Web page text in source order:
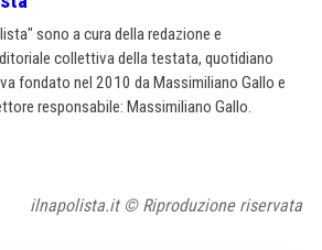
sono a cura della redazione e
collettiva della testata, quotidiano
fondato nel 2010 da Massimiliano Gallo e
responsabile: Massimiliano Gallo.
ilnapolista.it © Riproduzione riservata